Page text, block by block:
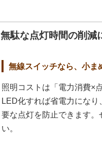
無駄な点灯時間の削減
無線スイッチなら、小ま
照明コストは「電力消費×
LED化すれば省電力にな
要な点灯を防止できます。
い。